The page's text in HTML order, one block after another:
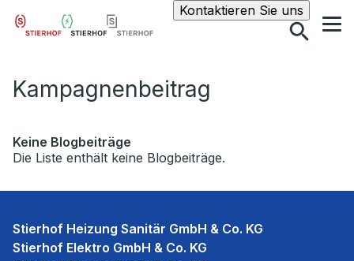
Kontaktieren Sie unsSuche
Kampagnenbeitrag
Keine Blogbeiträge
Die Liste enthält keine Blogbeiträge.
Stierhof Heizung Sanitär GmbH & Co. KG
Stierhof Elektro GmbH & Co. KG